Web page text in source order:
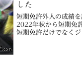
した
短期免許外人の成績
2022年秋から短期免
短期免許だけでなくジ